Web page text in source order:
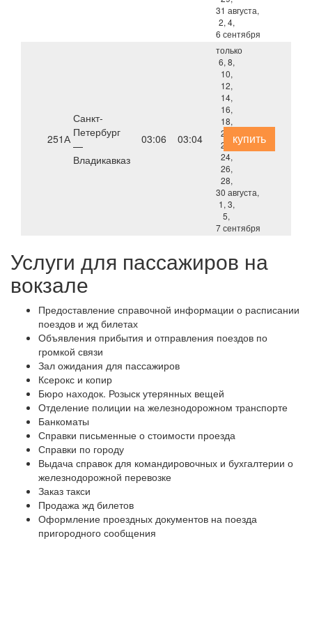
31 августа,
2, 4,
6 сентября
251А
Санкт-
Петербург
—
Владикавказ
03:06 03:04
только
6, 8,
10,
12,
14,
16,
18,
20,
22,
24,
26,
28,
30 августа,
1, 3,
5,
7 сентября
купить
Услуги для пассажиров на
вокзале
Предоставление справочной информации о расписании
поездов и жд билетах
Объявления прибытия и отправления поездов по
громкой связи
Зал ожидания для пассажиров
Ксерокс и копир
Бюро находок. Розыск утерянных вещей
Отделение полиции на железнодорожном транспорте
Банкоматы
Справки письменные о стоимости проезда
Справки по городу
Выдача справок для командировочных и бухгалтерии о
железнодорожной перевозке
Заказ такси
Продажа жд билетов
Оформление проездных документов на поезда
пригородного сообщения